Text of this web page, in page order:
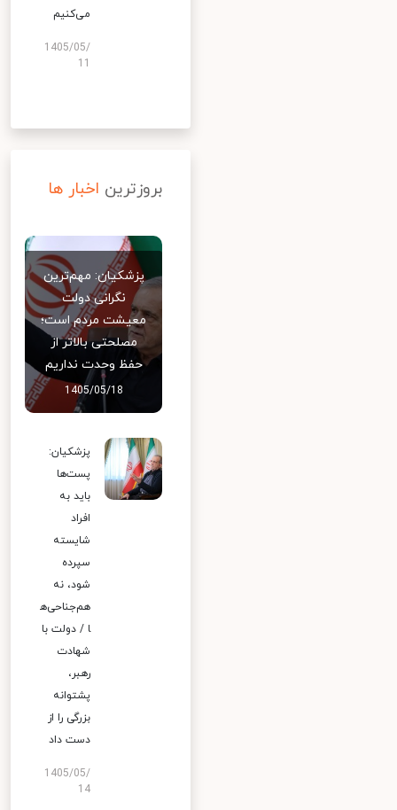
می‌کنیم
1405/05/
بروزترین اخبار ها
پزشکیان: مهم‌ترین
نگرانی دولت
معیشت مردم است؛
مصلحتی بالاتر از
حفظ وحدت نداریم
1405/05/18
پزشکیان:
پست‌ها
باید به
افراد
شایسته
سپرده
شود، نه
هم‌جناحی‌ه
ا / دولت با
شهادت
رهبر،
پشتوانه
بزرگی را از
دست داد
1405/05/
14